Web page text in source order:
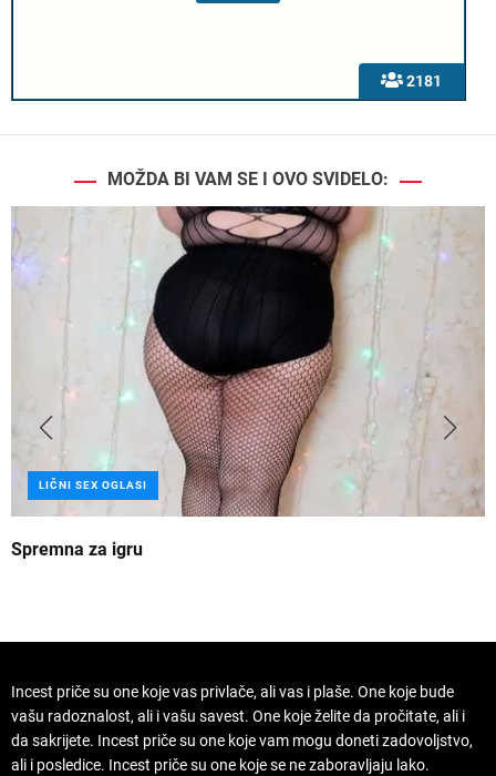
2181
MOŽDA BI VAM SE I OVO SVIDELO:
LIČNI SEX OGLASI
Spremna za igru
Incest priče su one koje vas privlače, ali vas i plaše. One koje bude
vašu radoznalost, ali i vašu savest. One koje želite da pročitate, ali i
da sakrijete. Incest priče su one koje vam mogu doneti zadovoljstvo,
ali i posledice. Incest priče su one koje se ne zaboravljaju lako.